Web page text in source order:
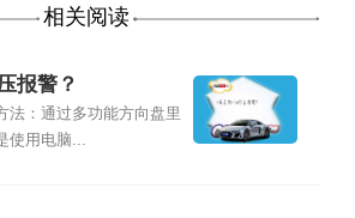
相关阅读
报警？
法：通过多功能方向盘里
使用电脑...